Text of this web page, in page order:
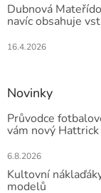
Dubnová
navíc obsahuje
16.4.2026
Novinky
Průvodce
vám nový
6.8.2026
Kultovní
modelů